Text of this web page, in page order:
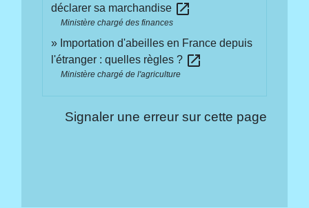
déclarer sa marchandise open_in_new
Ministère chargé des finances
Importation d'abeilles en France depuis
l'étranger : quelles règles ? open_in_new
Ministère chargé de l'agriculture
Signaler une erreur sur cette page